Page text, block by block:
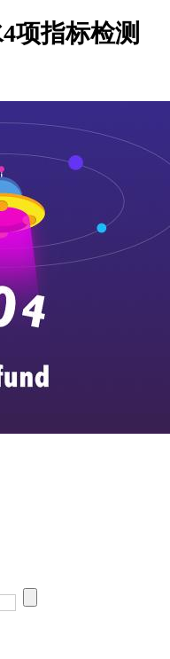
项指标检测